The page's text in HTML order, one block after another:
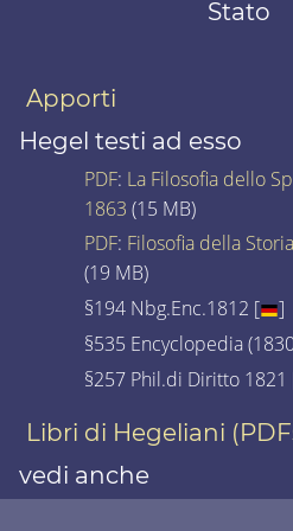
Stato
Apporti
Hegel testi ad esso
PDF: La Filosofia dello
1863 (15 MB)
PDF: Filosofia della
(19 MB)
§194 Nbg.Enc.1812 [
]
§535 Encyclopedia
§257 Phil.di Diritto 1821
Libri di Hegeliani
vedi anche